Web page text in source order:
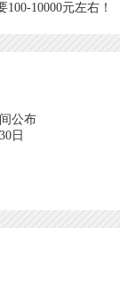
10000元左右！
公布
日